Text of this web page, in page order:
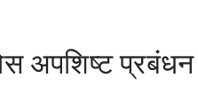
अपशिष्ट प्रबंधन